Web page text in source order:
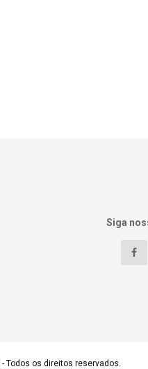
Siga
- Todos os direitos reservados.